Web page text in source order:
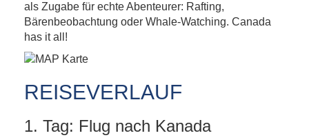
als Zugabe für echte Abenteurer: Rafting,
Bärenbeobachtung oder Whale-Watching. Canada
has it all!
REISEVERLAUF
1. Tag: Flug nach Kanada